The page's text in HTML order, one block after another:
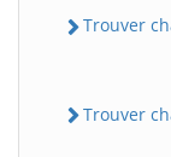
Trouver
Trouver